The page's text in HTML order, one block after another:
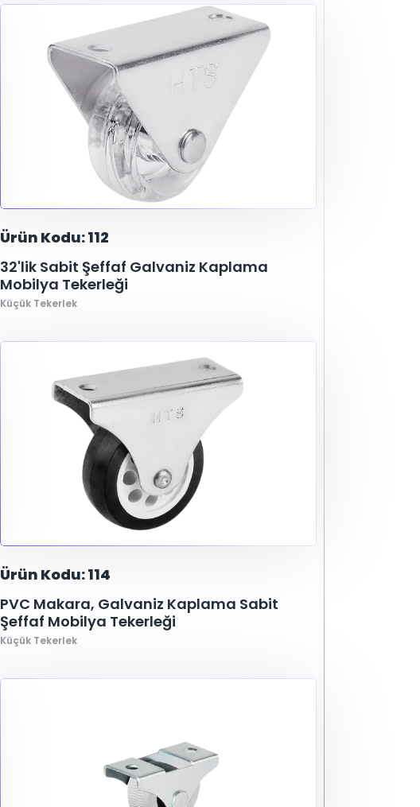
Ürün Kodu: 112
32'lik Sabit Şeffaf Galvaniz Kaplama
Mobilya Tekerleği
Küçük Tekerlek
Ürün Kodu: 114
PVC Makara, Galvaniz Kaplama Sabit
Şeffaf Mobilya Tekerleği
Küçük Tekerlek